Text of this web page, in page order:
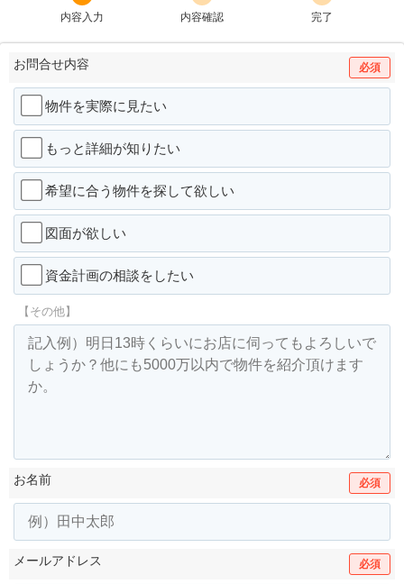
内容入力
内容確認
完了
お問合せ内容 必須
物件を実際に見たい
もっと詳細が知りたい
希望に合う物件を探して欲しい
図面が欲しい
資金計画の相談をしたい
【その他】
お名前 必須
メールアドレス 必須